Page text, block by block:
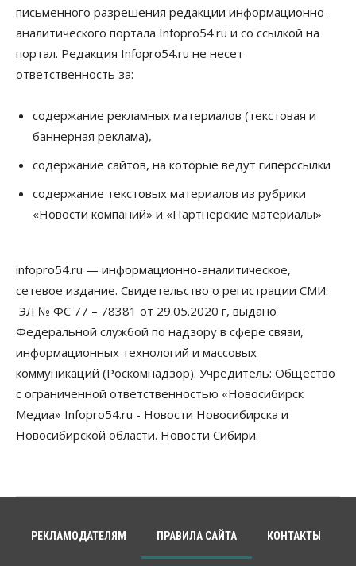
письменного разрешения редакции информационно-
аналитического портала Infopro54.ru и со ссылкой на
портал. Редакция Infopro54.ru не несет
ответственность за:
содержание рекламных материалов (текстовая и
баннерная реклама),
содержание сайтов, на которые ведут гиперссылки
содержание текстовых материалов из рубрики
«Новости компаний» и «Партнерские материалы»
infopro54.ru — информационно-аналитическое,
сетевое издание. Свидетельство о регистрации СМИ:
ЭЛ № ФС 77 – 78381 от 29.05.2020 г, выдано
Федеральной службой по надзору в сфере связи,
информационных технологий и массовых
коммуникаций (Роскомнадзор). Учредитель: Общество
с ограниченной ответственностью «Новосибирск
Медиа» Infopro54.ru - Новости Новосибирска и
Новосибирской области. Новости Сибири.
РЕКЛАМОДАТЕЛЯМ ПРАВИЛА САЙТА КОНТАКТЫ